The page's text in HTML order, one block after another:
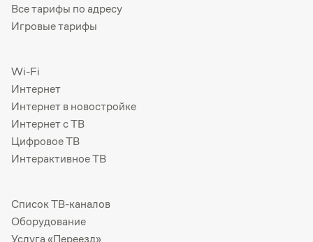
Все тарифы по адресу
Игровые тарифы
Wi-Fi
Интернет
Интернет в новостройке
Интернет с ТВ
Цифровое ТВ
Интерактивное ТВ
Список ТВ-каналов
Оборудование